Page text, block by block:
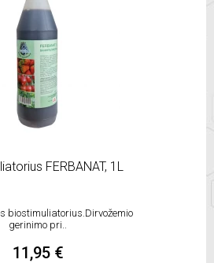
FERBANAT, 1L
biostimuliatorius.Dirvožemio
gerinimo pri..
11,95 €